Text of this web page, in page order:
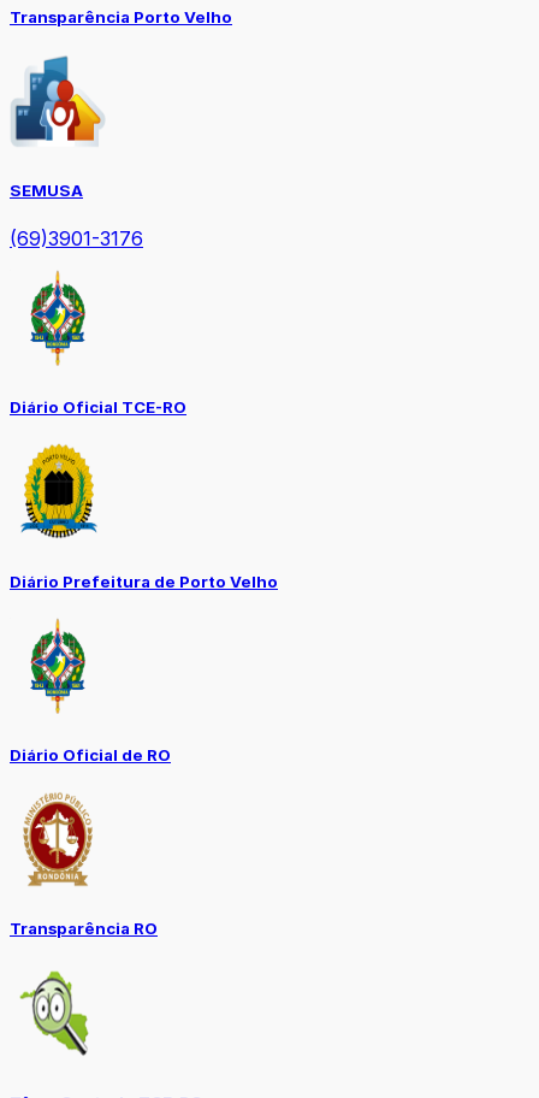
Transparência Porto Velho
SEMUSA
(69)3901-3176
Diário Oficial TCE-RO
Diário Prefeitura de Porto Velho
Diário Oficial de RO
Transparência RO